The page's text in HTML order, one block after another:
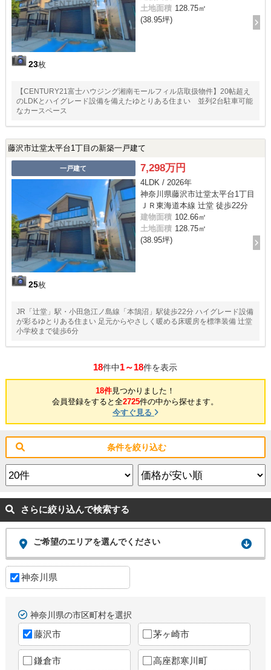
23枚
土地面積 128.75㎡
(38.95坪)
【CENTURY21富士ハウジング湘南モールフィル店取扱物件】20帖超え
のLDKとハイグレード設備を備えたゆとりある住まい 並列2台駐車可能
なカースペース
藤沢市辻堂太平台1丁目の新築一戸建て
一戸建て
25枚
7,298万円
4LDK / 2026年
神奈川県藤沢市辻堂太平台1丁目
ＪＲ東海道本線 辻堂 徒歩22分
建物面積 102.66㎡
土地面積 128.75㎡
(38.95坪)
JR「辻堂」駅・小田急江ノ島線「本鵠沼」駅徒歩22分 ハイグレード設備
が彩るゆとりある住まい 足元からやさしく暖める床暖房を標準装備 辻堂
小学校まで徒歩6分
18件中1～18件を表示
18件見つかりました！
会員登録をすると全2725件の中から探せます。
今すぐ見る
条件を絞り込む
さらに絞り込んで検索する
ご希望のエリアを選んでください
神奈川県
神奈川県の市区町村を選択
藤沢市 茅ヶ崎市
鎌倉市 高座郡寒川町